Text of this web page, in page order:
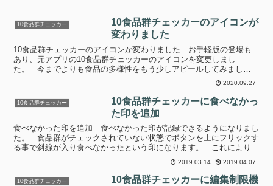
10食品群チェッカー
10食品群チェッカーのアイコンが
変わりました
10食品群チェッカーのアイコンが変わりました お手軽版の登場も
あり、元アプリの10食品群チェッカーのアイコンを変更しまし
た。 今までよりも食品の多様性をもう少しアピールしてみまし
た。 本当は10食品群全てを書きたいところなのですが、アイコン...
2020.09.27
10食品群チェッカー
10食品群チェッカーに食べなかっ
た印を追加
食べなかった印を追加 食べなかった印が記録できるようになりまし
た。 食品群がチェックされていない状態でボタンを上にフリックす
る事で斜線が入り食べなかったという印になります。 これにより食
べなかったのか記録忘れなのかを明確に区別できるようにな...
2019.03.14 2019.04.07
10食品群チェッカー
10食品群チェッカーに編集制限機